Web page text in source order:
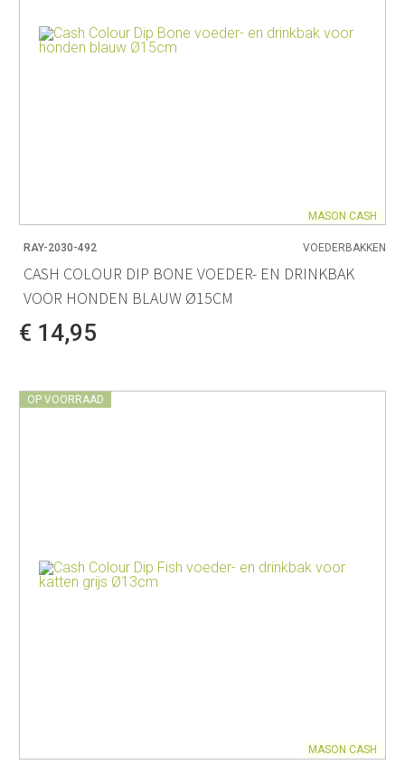
MASON CASH
RAY-2030-492 VOEDERBAKKEN
CASH COLOUR DIP BONE VOEDER- EN DRINKBAK
VOOR HONDEN BLAUW Ø15CM
€ 14,95
OP VOORRAAD
MASON CASH